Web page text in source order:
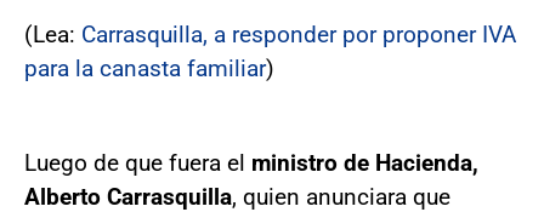
(Lea: Carrasquilla, a responder por proponer IVA
para la canasta familiar)
Luego de que fuera el ministro de Hacienda,
Alberto Carrasquilla, quien anunciara que